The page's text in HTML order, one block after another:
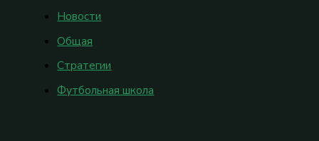
Новости
Общая
Стратегии
Футбольная школа